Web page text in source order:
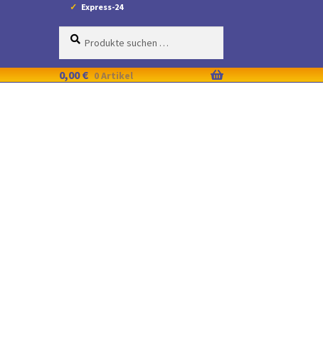
Express-24
Suche
Suchen
0,00€ 0 Artikel